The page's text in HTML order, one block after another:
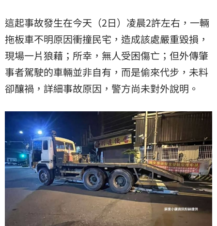
這起事故發生在今天（2日）凌晨2許左右，一輛
拖板車不明原因衝撞民宅，造成該處嚴重毀損，
現場一片狼藉；所幸，無人受困傷亡；但外傳肇
事者駕駛的車輛並非自有，而是偷來代步，未料
卻釀禍，詳細事故原因，警方尚未對外說明。